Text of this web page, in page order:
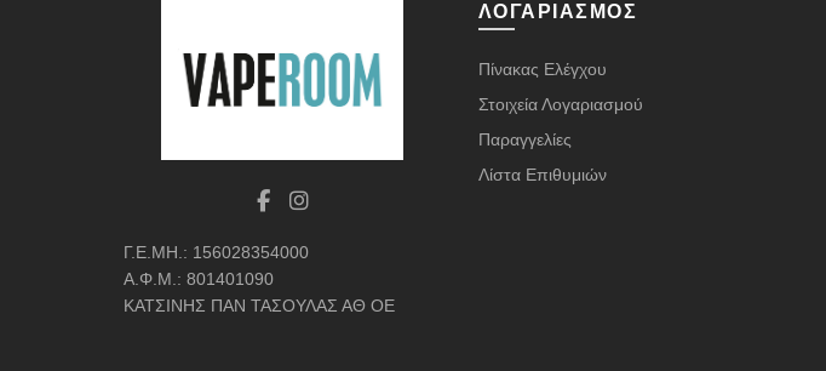
Γ.Ε.ΜΗ.: 156028354000
Α.Φ.Μ.: 801401090
ΚΑΤΣΙΝΗΣ ΠΑΝ ΤΑΣΟΥΛΑΣ ΑΘ ΟΕ
ΛΟΓΑΡΙΑΣΜΌΣ
Πίνακας Ελέγχου
Στοιχεία Λογαριασμού
Παραγγελίες
Λίστα Επιθυμιών